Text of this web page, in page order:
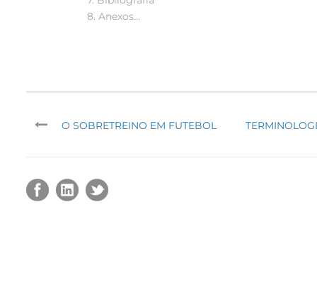
8. Anexos…
O SOBRETREINO EM FUTEBOL